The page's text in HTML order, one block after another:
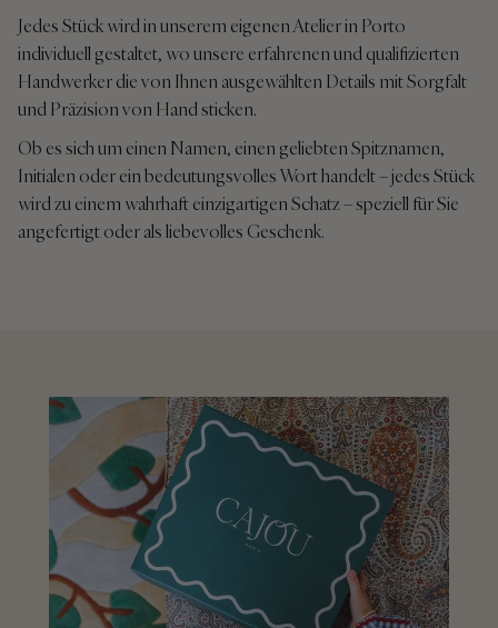
Jedes Stück wird in unserem eigenen Atelier in Porto
individuell gestaltet, wo unsere erfahrenen und qualifizierten
Handwerker die von Ihnen ausgewählten Details mit Sorgfalt
und Präzision von Hand sticken.
Ob es sich um einen Namen, einen geliebten Spitznamen,
Initialen oder ein bedeutungsvolles Wort handelt – jedes Stück
wird zu einem wahrhaft einzigartigen Schatz – speziell für Sie
angefertigt oder als liebevolles Geschenk.